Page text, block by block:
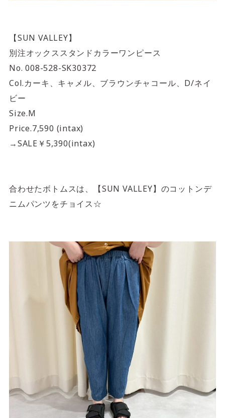
【SUN VALLEY】
別注オックススタンドカラーワンピース
No. 008-528-SK30372
Col.カーキ、キャメル、ブラウンチャコール、D/ネイ
ビー
Size.M
Price.7,590 (intax)
→SALE￥5,390(intax)
合わせたボトムスは、【SUN VALLEY】のコットンデ
ニムパンツをチョイス☆